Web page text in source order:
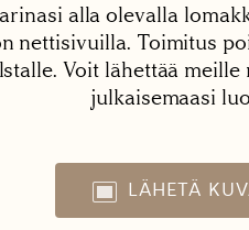
alla olevalla
nettisivuilla. Toimitus
Voit lähettää
julkaisemaasi
LÄHETÄ